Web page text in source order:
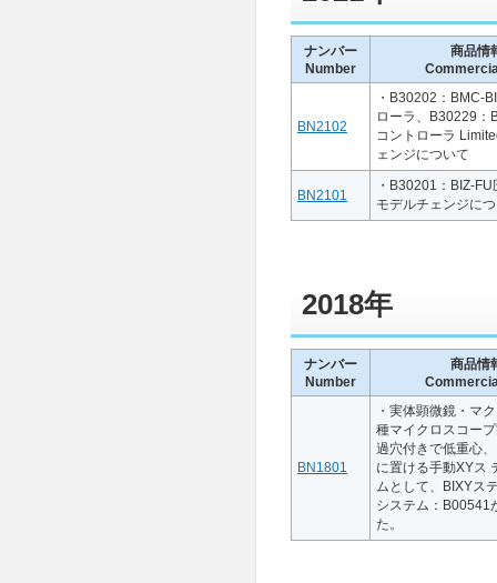
ナンバー
Number
商品情
BN2102
・B30202：BMC-
ローラ、B30229：
コントローラ
ェンジについて
BN2101
・B30201：BIZ-
モデルチェンジに
2018年
ナンバー
Number
商品情
BN1801
・実体顕微鏡・マ
種マイクロスコー
過穴付きで低重心
に置ける手動XYス
ムとして、BIXYス
システム：B00541
た。